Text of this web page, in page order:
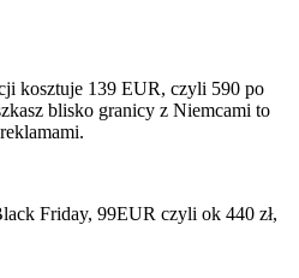
kosztuje 139 EUR, czyli 590 po
blisko granicy z Niemcami to
Friday, 99EUR czyli ok 440 zł,